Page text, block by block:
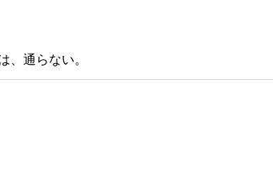
、通らない。